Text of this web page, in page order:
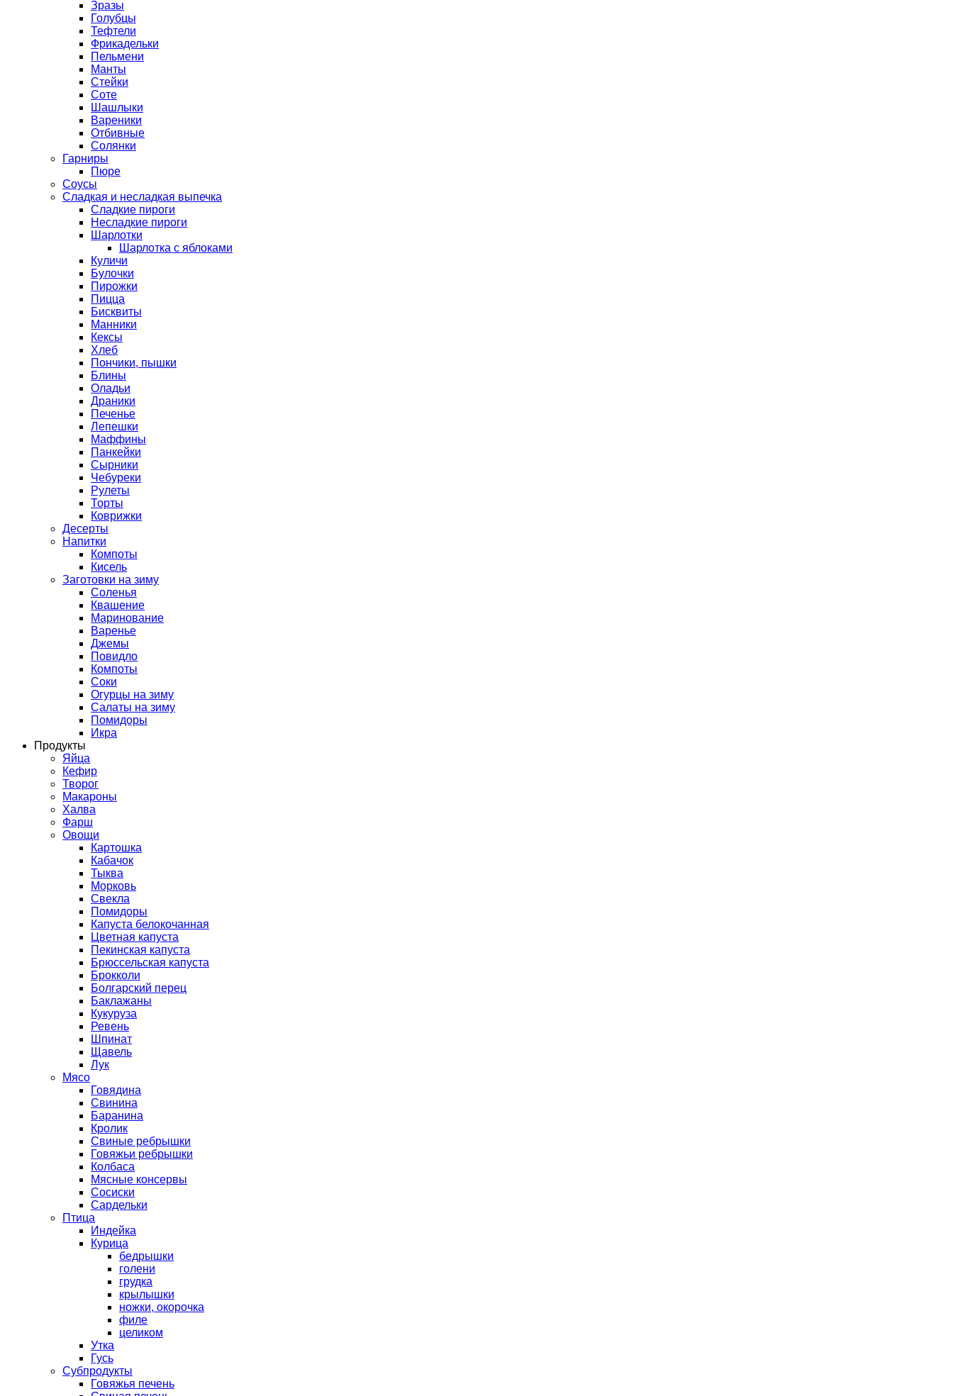
Зразы
Голубцы
Тефтели
Фрикадельки
Пельмени
Манты
Стейки
Соте
Шашлыки
Вареники
Отбивные
Солянки
Гарниры
Пюре
Соусы
Сладкая и несладкая выпечка
Сладкие пироги
Несладкие пироги
Шарлотки
Шарлотка с яблоками
Куличи
Булочки
Пирожки
Пицца
Бисквиты
Манники
Кексы
Хлеб
Пончики, пышки
Блины
Оладьи
Драники
Печенье
Лепешки
Маффины
Панкейки
Сырники
Чебуреки
Рулеты
Торты
Коврижки
Десерты
Напитки
Компоты
Кисель
Заготовки на зиму
Соленья
Квашение
Маринование
Варенье
Джемы
Повидло
Компоты
Соки
Огурцы на зиму
Салаты на зиму
Помидоры
Икра
Продукты
Яйца
Кефир
Творог
Макароны
Халва
Фарш
Овощи
Картошка
Кабачок
Тыква
Морковь
Свекла
Помидоры
Капуста белокочанная
Цветная капуста
Пекинская капуста
Брюссельская капуста
Брокколи
Болгарский перец
Баклажаны
Кукуруза
Ревень
Шпинат
Щавель
Лук
Мясо
Говядина
Свинина
Баранина
Кролик
Свиные ребрышки
Говяжьи ребрышки
Колбаса
Мясные консервы
Сосиски
Сардельки
Птица
Индейка
Курица
бедрышки
голени
грудка
крылышки
ножки, окорочка
филе
целиком
Утка
Гусь
Субпродукты
Говяжья печень